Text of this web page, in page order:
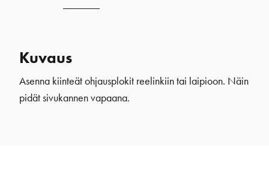
Kuvaus
Asenna kiinteät ohjausplokit reelinkiin tai laipioon. Näin
pidät sivukannen vapaana.